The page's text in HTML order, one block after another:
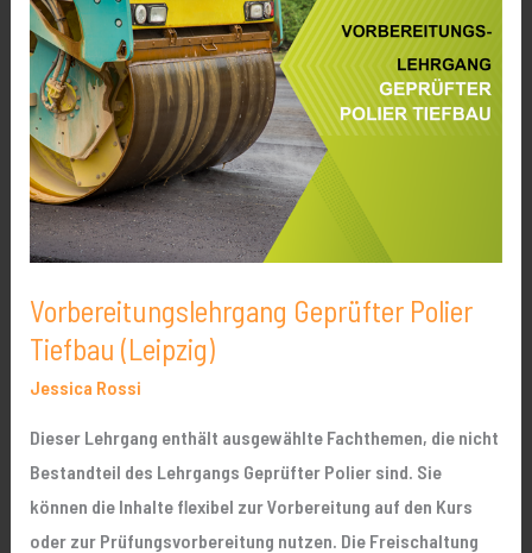
Vorbereitungslehrgang Geprüfter Polier
Tiefbau (Leipzig)
Jessica Rossi
Dieser Lehrgang enthält ausgewählte Fachthemen, die nicht
Bestandteil des Lehrgangs Geprüfter Polier sind. Sie
können die Inhalte flexibel zur Vorbereitung auf den Kurs
oder zur Prüfungsvorbereitung nutzen. Die Freischaltung
Geprüfter
Polier
Tiefbau
(Leipzig)